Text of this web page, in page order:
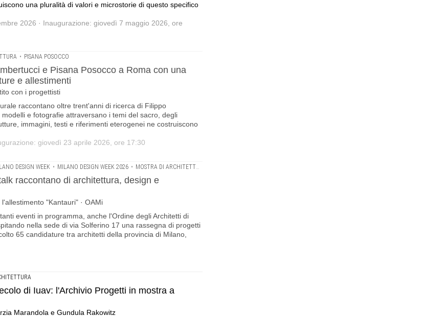
una pluralità di valori e microstorie di questo specifico
2026 · Inaugurazione: giovedì 7 maggio 2026, ore
• PISANA POSOCCO
e Pisana Posocco a Roma con una
e allestimenti
con i progettisti
raccontano oltre trent'anni di ricerca di Filippo
e fotografie attraversano i temi del sacro, degli
immagini, testi e riferimenti eterogenei ne costruiscono
giovedì 23 aprile 2026, ore 17:30
DESIGN WEEK • MILANO DESIGN WEEK 2026 • MOSTRA DI ARCHITETTURA
raccontano di architettura, design e
"Kantauri" · OAMi
eventi in programma, anche l'Ordine degli Architetti di
nella sede di via Solferino 17 una rassegna di progetti
65 candidature tra architetti della provincia di Milano,
di Iuav: l'Archivio Progetti in mostra a
Marandola e Gundula Rakowitz